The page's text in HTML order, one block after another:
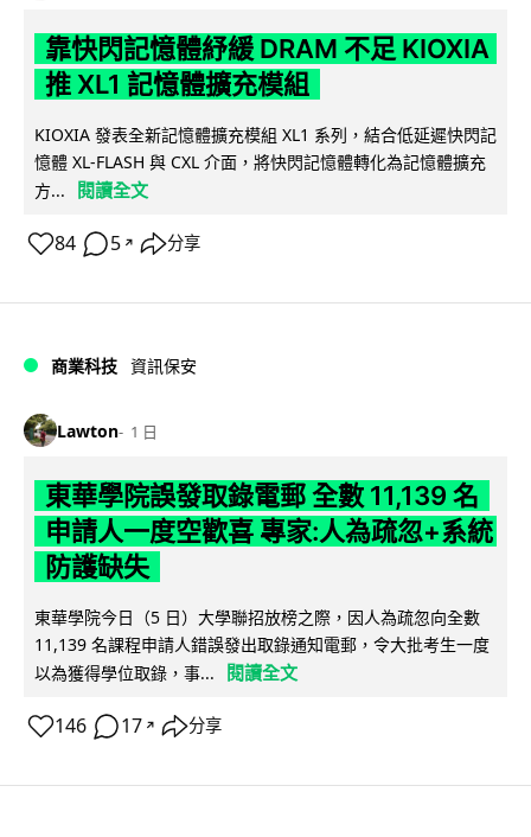
靠快閃記憶體紓緩 DRAM 不足 KIOXIA
推 XL1 記憶體擴充模組
KIOXIA 發表全新記憶體擴充模組 XL1 系列，結合低延遲快閃記
憶體 XL-FLASH 與 CXL 介面，將快閃記憶體轉化為記憶體擴充
方...
閱讀全文
84 5 ↗ 分享
商業科技 資訊保安
Lawton 1 日
東華學院誤發取錄電郵 全數 11,139 名
申請人一度空歡喜 專家:人為疏忽+系統
防護缺失
東華學院今日（5 日）大學聯招放榜之際，因人為疏忽向全數
11,139 名課程申請人錯誤發出取錄通知電郵，令大批考生一度
以為獲得學位取錄，事...
閱讀全文
146 17 ↗ 分享